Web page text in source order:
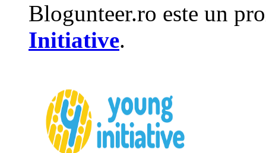
Blogunteer.ro este un
Initiative.